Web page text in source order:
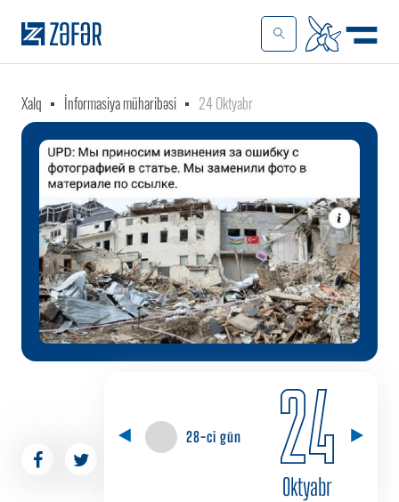
Xalq İnformasiya müharibəsi 24 Oktyabr
28-ci gün 24
Oktyabr